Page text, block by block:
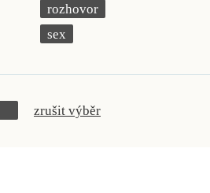
rozhovor
sex
zrušit výběr